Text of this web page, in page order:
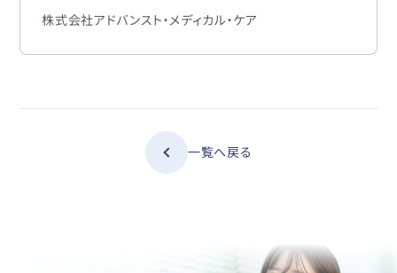
株式会社アドバンスト・メディカル・ケア
一覧へ戻る